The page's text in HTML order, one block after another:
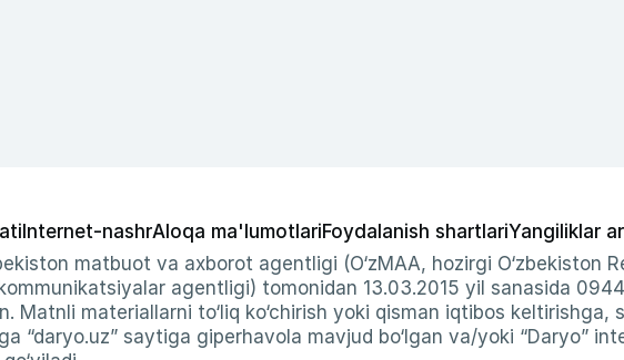
Internet-nashrAloqa ma'lumotlariFoydalanish shartlariYangiliklar
matbuot va axborot agentligi (O‘zMAA, hozirgi O‘zbekiston
agentligi) tomonidan 13.03.2015 yil sanasida
Matnli materiallarni to‘liq ko‘chirish yoki qisman iqtibos
“daryo.uz” saytiga giperhavola mavjud bo‘lgan va/yoki “Daryo”